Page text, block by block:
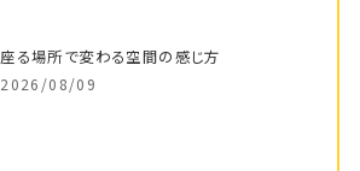
座る場所で変わる空間の感じ方
2026/08/09